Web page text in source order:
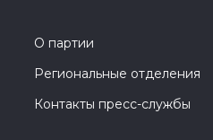
О партии
Региональные отделения
Контакты пресс-службы